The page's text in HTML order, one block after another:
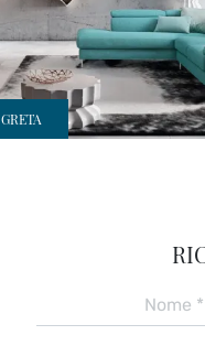
GRETA